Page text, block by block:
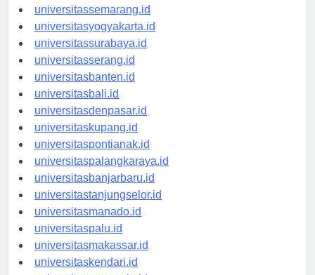
universitassemarang.id
universitasyogyakarta.id
universitassurabaya.id
universitasserang.id
universitasbanten.id
universitasbali.id
universitasdenpasar.id
universitaskupang.id
universitaspontianak.id
universitaspalangkaraya.id
universitasbanjarbaru.id
universitastanjungselor.id
universitasmanado.id
universitaspalu.id
universitasmakassar.id
universitaskendari.id